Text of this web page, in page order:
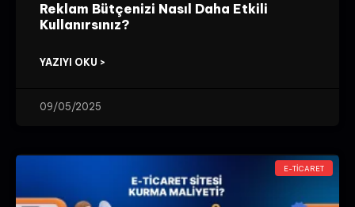
Reklam Bütçenizi Nasıl Daha Etkili
Kullanırsınız?
YAZIYI OKU >
09/05/2025
E-TICARET